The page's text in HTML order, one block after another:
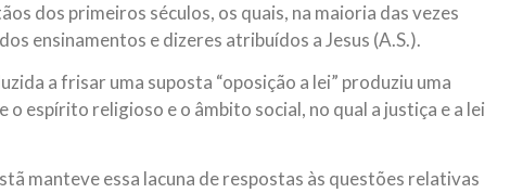
dos primeiros séculos, os quais, na maioria das vezes
ensinamentos e dizeres atribuídos a Jesus (A.S.).
a frisar uma suposta “oposição a lei” produziu uma
espírito religioso e o âmbito social, no qual a justiça e a lei
manteve essa lacuna de respostas às questões relativas